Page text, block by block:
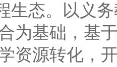
态。以义务
为基础，基
资源转化，